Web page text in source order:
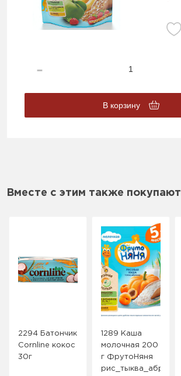
В корзину
Вместе с этим также покупают
2294 Батончик
Cornline кокос
30г
1289 Каша
молочная 200
г ФрутоНяня
рис_тыква_абрикос